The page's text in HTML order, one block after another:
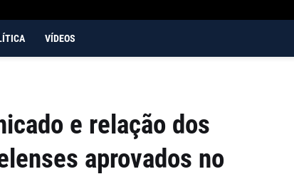
VÍDEOS
e relação dos
aprovados no